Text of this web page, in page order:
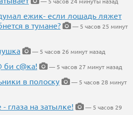
ежик- если лошадь ляжет
в тумане?
— 5 часов 25 минут
— 5 часов 26 минут назад
би с@ка!
— 5 часов 27 минут назад
в полоску
— 5 часов 28 минут
глаза на затылке!
— 5 часов 29